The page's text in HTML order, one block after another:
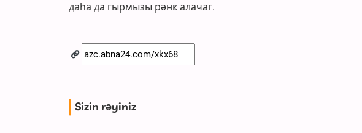
даһа да гырмызы рәнҝ алаҹаг.
Sizin rəyiniz